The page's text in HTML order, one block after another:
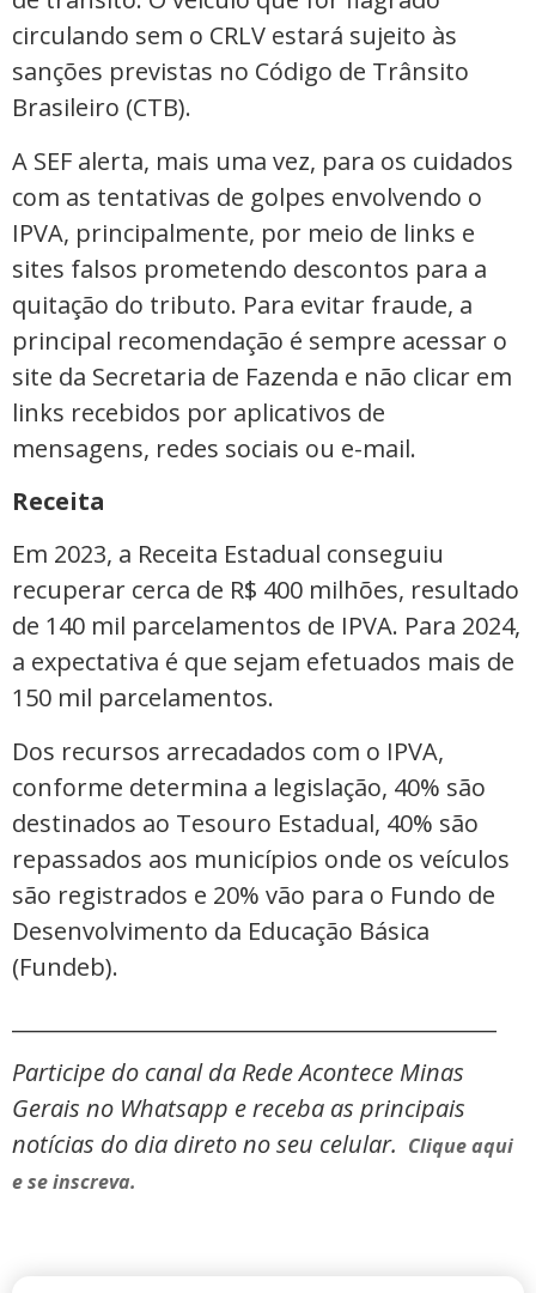
circulando sem o CRLV estará sujeito às
sanções previstas no Código de Trânsito
Brasileiro (CTB).
A SEF alerta, mais uma vez, para os cuidados
com as tentativas de golpes envolvendo o
IPVA, principalmente, por meio de links e
sites falsos prometendo descontos para a
quitação do tributo. Para evitar fraude, a
principal recomendação é sempre acessar o
site da Secretaria de Fazenda e não clicar em
links recebidos por aplicativos de
mensagens, redes sociais ou e-mail.
Receita
Em 2023, a Receita Estadual conseguiu
recuperar cerca de R$ 400 milhões, resultado
de 140 mil parcelamentos de IPVA. Para 2024,
a expectativa é que sejam efetuados mais de
150 mil parcelamentos.
Dos recursos arrecadados com o IPVA,
conforme determina a legislação, 40% são
destinados ao Tesouro Estadual, 40% são
repassados aos municípios onde os veículos
são registrados e 20% vão para o Fundo de
Desenvolvimento da Educação Básica
(Fundeb).
Participe do canal da Rede Acontece Minas
Gerais no Whatsapp e receba as principais
notícias do dia direto no seu celular. Clique aqui
e se inscreva.